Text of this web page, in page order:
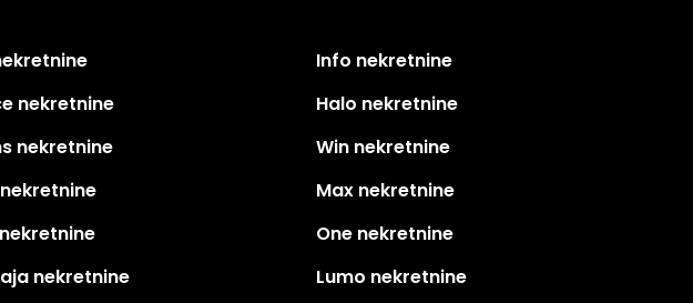
Info nekretnine
nekretnine
Halo nekretnine
nekretnine
Win nekretnine
Max nekretnine
One nekretnine
nekretnine Lumo nekretnine